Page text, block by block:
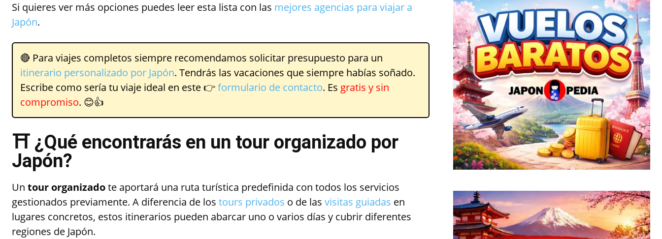
Si quieres ver más opciones puedes leer esta lista con las mejores agencias para viajar a
Japón.
🔴 Para viajes completos siempre recomendamos solicitar presupuesto para un
itinerario personalizado por Japón. Tendrás las vacaciones que siempre habías soñado.
Escribe como sería tu viaje ideal en este 👉formulario de contacto. Es gratis y sin
compromiso. 😊👍
⛩️ ¿Qué encontrarás en un tour organizado por
Japón?
Un tour organizadote aportará una ruta turística predefinida con todos los servicios
gestionados previamente. A diferencia de los tours privados o de las visitas guiadas en
lugares concretos, estos itinerarios pueden abarcar uno o varios días y cubrir diferentes
regiones de Japón.